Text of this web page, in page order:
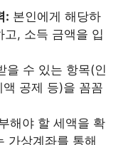
: 본인에게 해당하
고, 소득 금액을 입
을 수 있는 항목(인
공제 등)을 꼼꼼
해야 할 세액을 확
가상계좌를 통해